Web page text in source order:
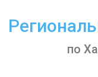
content
по